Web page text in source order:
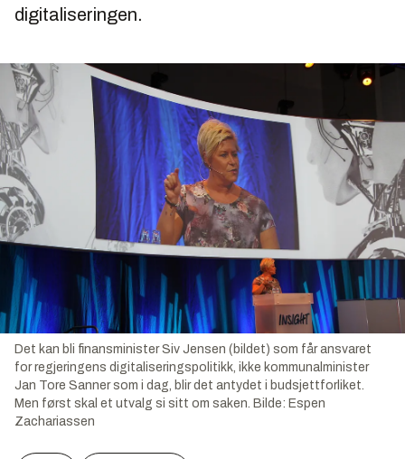
digitaliseringen.
Det kan bli finansminister Siv Jensen (bildet) som får ansvaret
for regjeringens digitaliseringspolitikk, ikke kommunalminister
Jan Tore Sanner som i dag, blir det antydet i budsjettforliket.
Men først skal et utvalg si sitt om saken. Bilde: Espen
Zachariassen